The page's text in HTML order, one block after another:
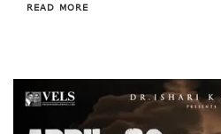
READ MORE